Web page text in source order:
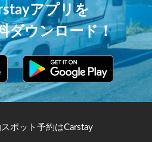
アプリを
ダウンロード！
ポット予約はCarstay